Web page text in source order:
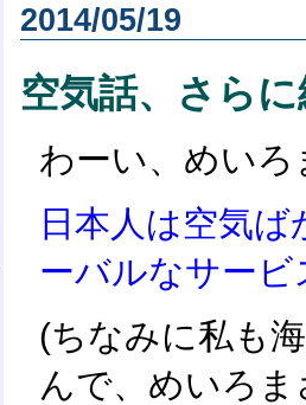
2014/05/19
空気話、さら
わーい、めい
日本人は空気
ーバルなサー
(ちなみに私も
んで、めいろ